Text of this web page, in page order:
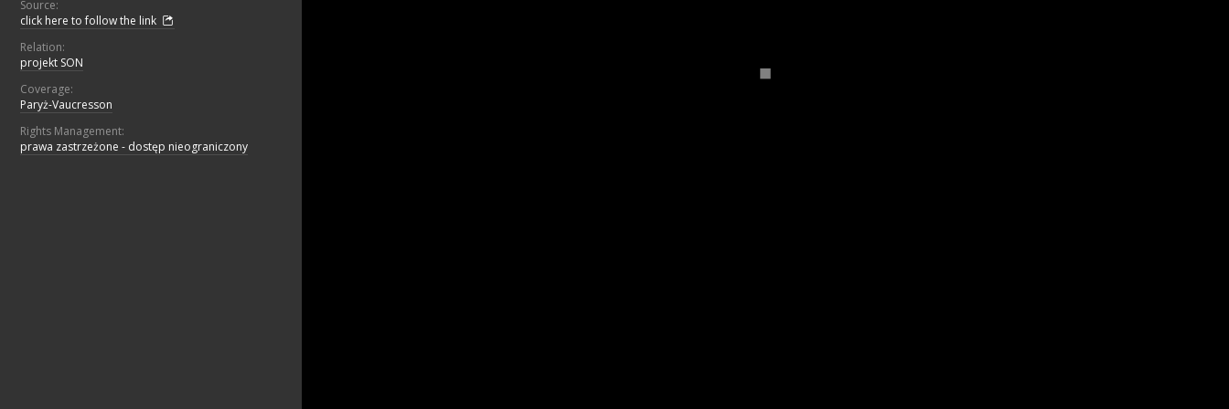
Source:
click here to follow the link
Relation:
projekt SON
Coverage:
Paryż-Vaucresson
Rights Management:
prawa zastrzeżone - dostęp nieograniczony